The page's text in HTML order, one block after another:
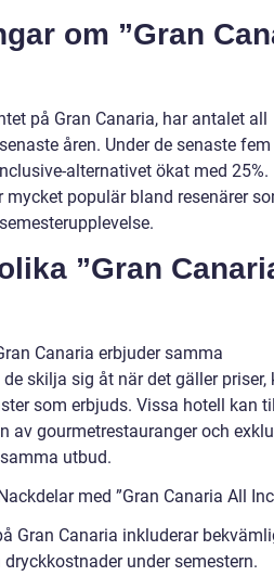
om ”Gran
på Gran Canaria, har antalet all
åren. Under de senaste fem
alternativet ökat med 25%.
populär bland resenärer
”Gran
Canaria erbjuder samma
skilja sig åt när det gäller priser,
som erbjuds. Vissa hotell kan
av gourmetrestauranger och
utbud.
med ”Gran Canaria All
Gran Canaria inkluderar
under semestern.